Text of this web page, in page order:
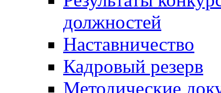
должностей
Наставничество
Кадровый резерв
Методические